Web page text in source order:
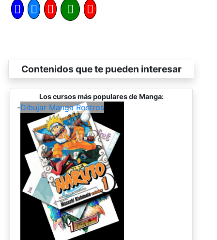
Contenidos que te pueden interesar
Los cursos más populares de Manga:
-Dibujar Manga Rostros